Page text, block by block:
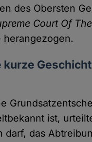
des Obersten
Court Of
herangezogen.
kurze
ist,
darf, das